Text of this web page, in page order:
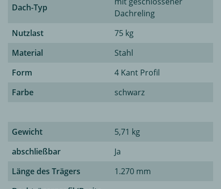
Dach-Typ
Dachreling
Nutzlast
75 kg
Material
Stahl
Form
4 Kant Profil
Farbe
schwarz
Gewicht
5,71 kg
abschließbar
Ja
Länge des Trägers
1.270 mm